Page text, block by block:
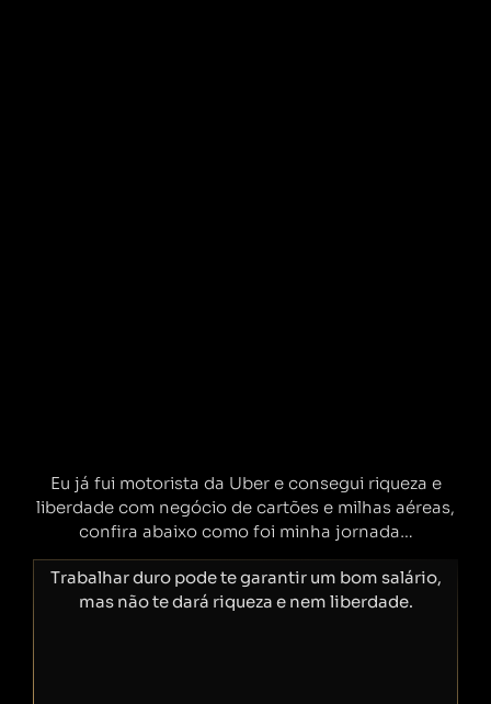
Eu já fui motorista da Uber e consegui riqueza e
liberdade com negócio de cartões e milhas aéreas,
confira abaixo como foi minha jornada…
Trabalhar duro pode te garantir um bom salário,
mas não te dará riqueza e nem liberdade.